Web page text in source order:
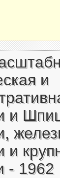
и
и
и
- 1962